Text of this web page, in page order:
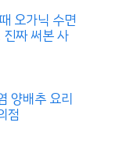
오가닉 수면
짜 써본 사
양배추 요리
점